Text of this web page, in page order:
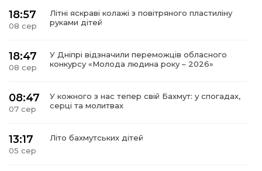
18:57
08 сер
Літні яскраві колажі з повітряного пластиліну
руками дітей
18:47
08 сер
У Дніпрі відзначили переможців обласного
конкурсу «Молода людина року – 2026»
08:47
07 сер
У кожного з нас тепер свій Бахмут: у спогадах,
серці та молитвах
13:17
05 сер
Літо бахмутських дітей